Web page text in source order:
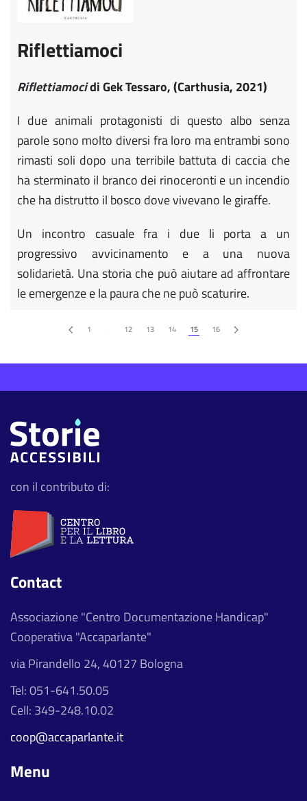
Riflettiamoci
Riflettiamocidi Gek Tessaro, (Carthusia, 2021)
I due animali protagonisti di questo albo senza
parole sono molto diversi fra loro ma entrambi sono
rimasti soli dopo una terribile battuta di caccia che
ha sterminato il branco dei rinoceronti e un incendio
che ha distrutto il bosco dove vivevano le giraffe.
Un incontro casuale fra i due li porta a un
progressivo avvicinamento e a una nuova
solidarietà. Una storia che può aiutare ad affrontare
le emergenze e la paura che ne può scaturire.
1 12 13 14 15 16
con il contributo di:
Contact
Associazione "Centro Documentazione Handicap"
Cooperativa "Accaparlante"
via Pirandello 24, 40127 Bologna
Tel: 051-641.50.05
Cell: 349-248.10.02
coop@accaparlante.it
Menu